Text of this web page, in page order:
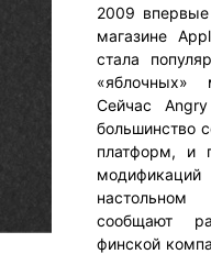
2009
магазине
стала
«яблочных»
Сейчас
большинство
платформ, и
сообщают
финской